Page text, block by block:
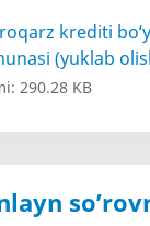
krediti
(yuklab
290.28 KB